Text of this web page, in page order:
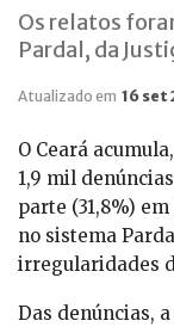
Os relatos
Pardal, da
Atualizado em 16 set
O Ceará
1,9 mil
parte (31,8%)
no sistema
irregularidades
Das denúncias,